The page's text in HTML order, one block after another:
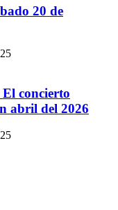
20 de
concierto
abril del 2026